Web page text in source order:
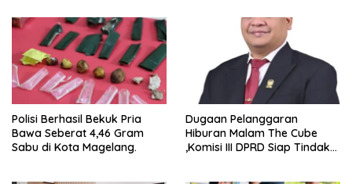
Polisi Berhasil Bekuk Pria
Bawa Seberat 4,46 Gram
Sabu di Kota Magelang.
Dugaan Pelanggaran
Hiburan Malam The Cube
,Komisi III DPRD Siap Tindak